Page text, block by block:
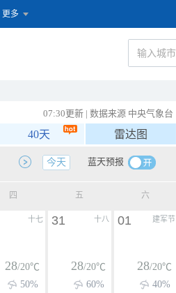
更多
07:30更新 | 数据来源 中央气象台
40天 雷达图
蓝天预报
今天
四 五 六
十七
28/20℃
50%
十八
31
28/20℃
60%
建军节
01
28/20℃
40%